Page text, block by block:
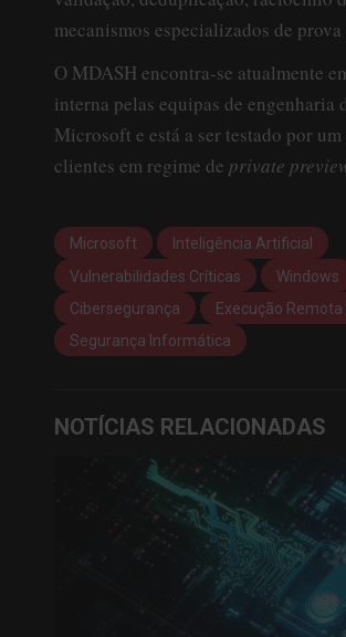
mecanismos especializados de
O MDASH encontra-se atualmente
interna pelas equipas de engenharia
Microsoft e está a ser testado por
clientes em regime de private
Microsoft
Inteligência Artificial
Vulnerabilidades Críticas
Windows
Cibersegurança
Execução Remota
Segurança Informática
NOTÍCIAS RELACIONADAS